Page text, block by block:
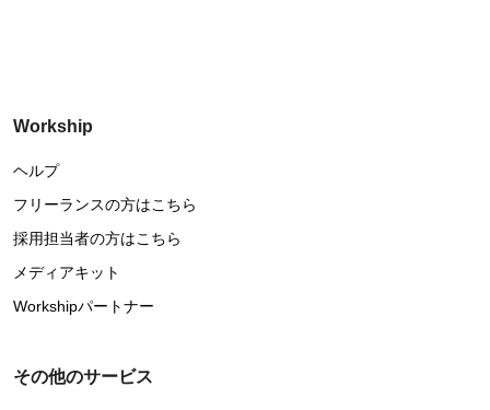
Workship
ヘルプ
フリーランスの方はこちら
採用担当者の方はこちら
メディアキット
Workshipパートナー
その他のサービス